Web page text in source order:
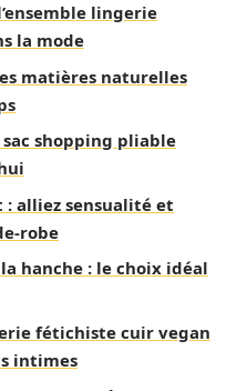
lingerie
la mode
matières naturelles
shopping pliable
alliez sensualité et
robe
hanche : le choix idéal
fétichiste cuir vegan
intimes